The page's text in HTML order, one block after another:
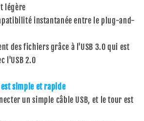
légère
instantanée entre le plug-and-
des fichiers grâce à l'USB 3.0 qui est
l'USB 2.0
simple et rapide
un simple câble USB, et le tour est